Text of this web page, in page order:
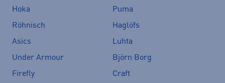
Hoka
Puma
Röhnisch
Haglöfs
Asics
Luhta
Under Armour
Björn Borg
Firefly
Craft